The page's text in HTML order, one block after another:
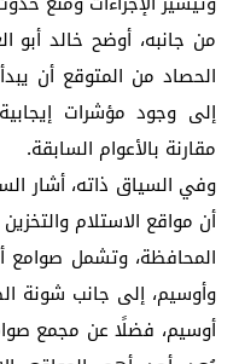
من جانبه، أوضح خالد أبو
الحصاد من المتوقع أن يبدأ
إلى وجود مؤشرات
مقارنة بالأعوام السابقة.
وفي السياق ذاته، أشار
أن مواقع الاستلام
المحافظة، وتشمل صوامع
أوسيم، فضلًا عن مجمع